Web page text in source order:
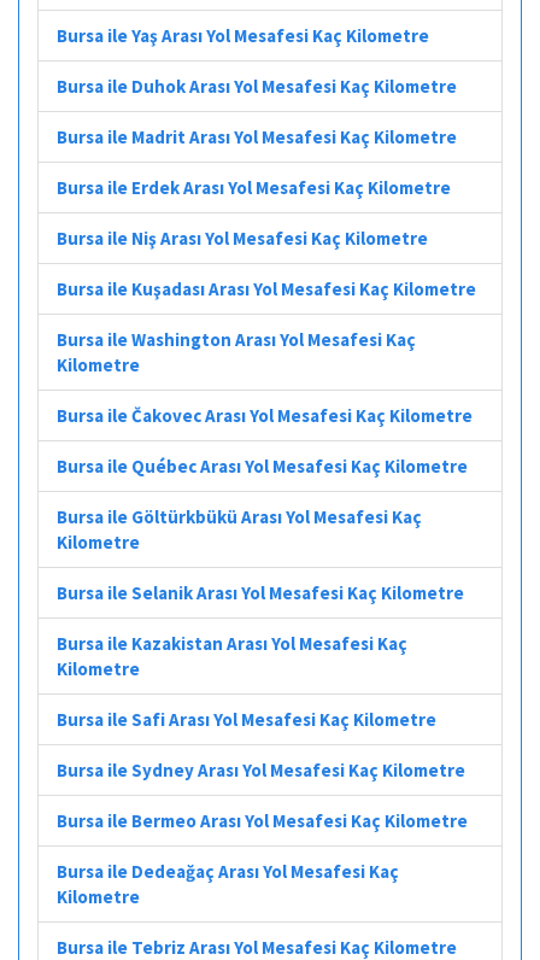
Bursa ile Yaş Arası Yol Mesafesi Kaç Kilometre
Bursa ile Duhok Arası Yol Mesafesi Kaç Kilometre
Bursa ile Madrit Arası Yol Mesafesi Kaç Kilometre
Bursa ile Erdek Arası Yol Mesafesi Kaç Kilometre
Bursa ile Niş Arası Yol Mesafesi Kaç Kilometre
Bursa ile Kuşadası Arası Yol Mesafesi Kaç Kilometre
Bursa ile Washington Arası Yol Mesafesi Kaç
Kilometre
Bursa ile Čakovec Arası Yol Mesafesi Kaç Kilometre
Bursa ile Québec Arası Yol Mesafesi Kaç Kilometre
Bursa ile Göltürkbükü Arası Yol Mesafesi Kaç
Kilometre
Bursa ile Selanik Arası Yol Mesafesi Kaç Kilometre
Bursa ile Kazakistan Arası Yol Mesafesi Kaç
Kilometre
Bursa ile Safi Arası Yol Mesafesi Kaç Kilometre
Bursa ile Sydney Arası Yol Mesafesi Kaç Kilometre
Bursa ile Bermeo Arası Yol Mesafesi Kaç Kilometre
Bursa ile Dedeağaç Arası Yol Mesafesi Kaç
Kilometre
Bursa ile Tebriz Arası Yol Mesafesi Kaç Kilometre